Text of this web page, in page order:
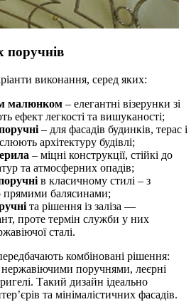
поручнів
виконання, серед яких:
малюнком – елегантні візерунки зі
ефект легкості та вишуканості;
– для фасадів будинків, терас і
архітектуру будівлі;
– міцні конструкції, стійкі до
та атмосферних опадів;
в класичному стилі – з
прямими балясинами;
та рішення із заліза —
проте термін служби у них
сталі.
комбіновані рішення:
нержавіючими поручнями, леєрні
Такий дизайн ідеально
та мінімалістичних фасадів.